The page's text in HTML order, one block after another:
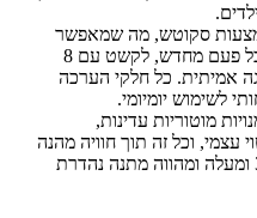
מה שמאפשר
לילדים לבנות עוגה מותאמת אישית בכל פעם מחדש, לקשט עם 8
כל חלקי הערכה
יומיומי.
עדינות,
זה תוך חוויה מהנה
לילדים מגיל 3 ומעלה ומהווה מתנה נהדרת